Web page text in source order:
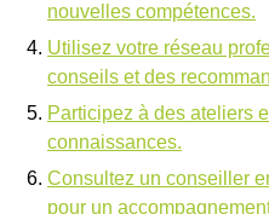
nouvelles compétences.
Utilisez votre réseau
conseils et des
Participez à des ateliers
connaissances.
Consultez un conseiller
pour un